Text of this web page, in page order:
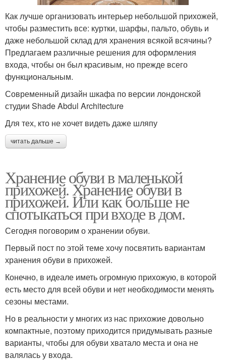
Как лучше организовать интерьер небольшой прихожей,
чтобы разместить все: куртки, шарфы, пальто, обувь и
даже небольшой склад для хранения всякой всячины?
Предлагаем различные решения для оформления
входа, чтобы он был красивым, но прежде всего
функциональным.
Современный дизайн шкафа по версии лондонской
студии Shade Abdul Architecture
Для тех, кто не хочет видеть даже шляпу
читать дальше →
Хранение обуви в маленькой
прихожей. Хранение обуви в
прихожей. Или как больше не
спотыкаться при входе в дом.
Сегодня поговорим о хранении обуви.
Первый пост по этой теме хочу посвятить вариантам
хранения обуви в прихожей.
Конечно, в идеале иметь огромную прихожую, в которой
есть место для всей обуви и нет необходимости менять
сезоны местами.
Но в реальности у многих из нас прихожие довольно
компактные, поэтому приходится придумывать разные
варианты, чтобы для обуви хватало места и она не
валялась у входа.